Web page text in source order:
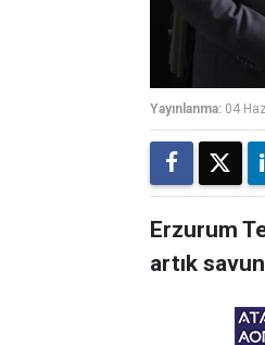
Yayınlanma: 04
Erzurum
artık